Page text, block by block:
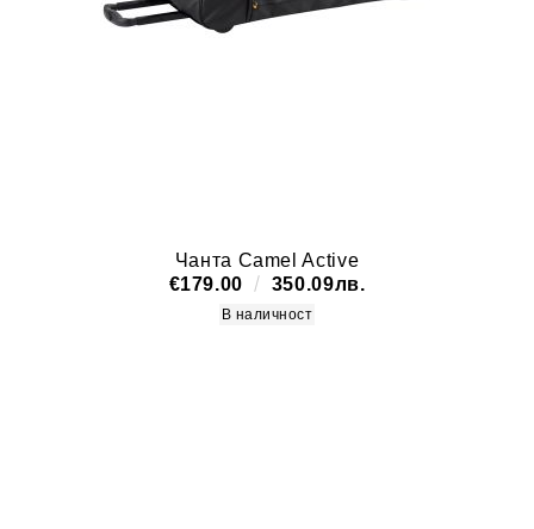
Чанта Camel Active
€179.00
350.09лв.
В наличност